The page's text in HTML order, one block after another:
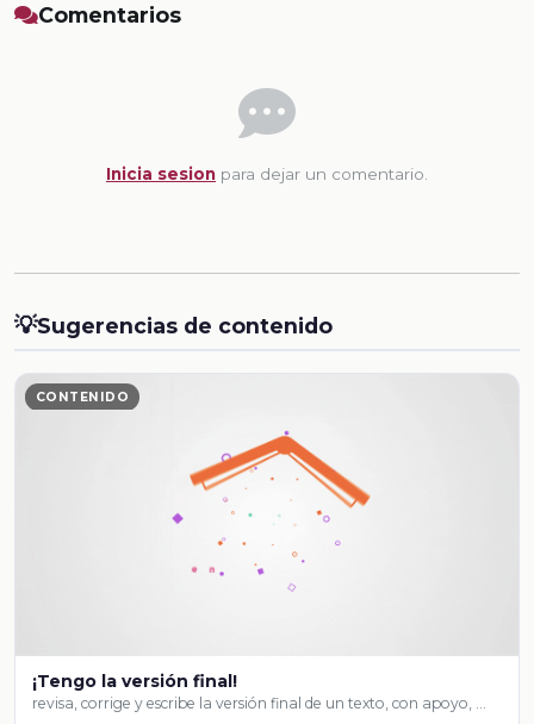
Comentarios
Inicia sesion para dejar un comentario.
💡Sugerencias de contenido
CONTENIDO
¡Tengo la versión final!
revisa, corrige y escribe la versión final de un texto, con apoyo, …